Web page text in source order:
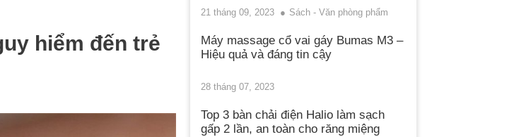
hiểm đến trẻ
21 tháng 09, 2023 Sách - Văn phòng phẩm
Máy massage cổ vai gáy Bumas M3 –
Hiệu quả và đáng tin cậy
28 tháng 07, 2023
Top 3 bàn chải điện Halio làm sạch
gấp 2 lần, an toàn cho răng miệng